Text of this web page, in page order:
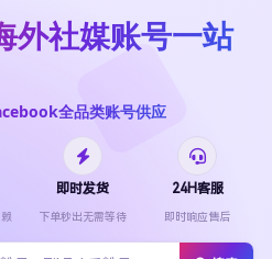
外社媒账号一站
全品类账号供应
即时发货
下单秒出无需等待
24H客服
即时响应售后